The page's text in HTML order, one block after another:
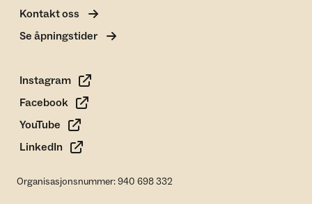
Kontakt oss
Se åpningstider
Instagram
Facebook
YouTube
LinkedIn
Organisasjonsnummer: 940 698 332